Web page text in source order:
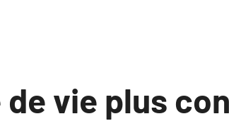
de vie plus